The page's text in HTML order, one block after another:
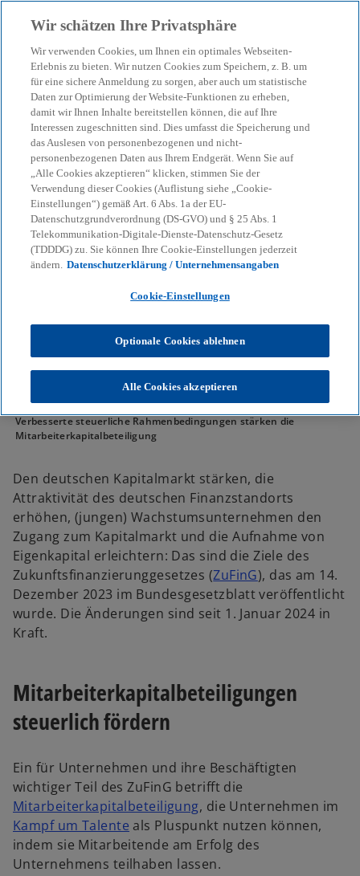
menu search
Verbesserte steuerliche
Rahmenbedingungen
stärken die
Mitarbeiterkapitalbeteilig
ung
w
i
n
n
r
n
e
R
e
g
i
s
t
e
r
k
a
r
t
e
g
e
ö
w
r
i
n
e
i
n
r
n
e
R
e
g
i
s
t
e
r
k
a
r
t
e
g
e
ö
w
r
i
n
i
n
r
n
R
e
g
i
s
t
e
r
k
a
r
t
e
g
e
ö
KPMG Themen
Business Performance & Resilienz
Verbesserte steuerliche Rahmenbedingungen stärken die
Mitarbeiterkapitalbeteiligung
Den deutschen Kapitalmarkt stärken, die
Attraktivität des deutschen Finanzstandorts
erhöhen, (jungen) Wachstumsunternehmen den
Zugang zum Kapitalmarkt und die Aufnahme von
Eigenkapital erleichtern: Das sind die Ziele des
Zukunftsfinanzierunggesetzes (ZuFinGw
i
r
e
r
e
u
e
), das am 14.
Dezember 2023 im Bundesgesetzblatt veröffentlicht
wurde. Die Änderungen sind seit 1. Januar 2024 in
Kraft.
Mitarbeiterkapitalbeteiligungen
steuerlich fördern
Ein für Unternehmen und ihre Beschäftigten
wichtiger Teil des ZuFinG betrifft die
Mitarbeiterkapitalbeteiligungw
i
r
d
, die Unternehmen im
Kampf um Talente w
i
r
als Pluspunkt nutzen können,
indem sie Mitarbeitende am Erfolg des
Unternehmens teilhaben lassen.
Wir schätzen Ihre Privatsphäre
Wir verwenden Cookies, um Ihnen ein optimales Webseiten-
Erlebnis zu bieten. Wir nutzen Cookies zum Speichern, z. B. um
für eine sichere Anmeldung zu sorgen, aber auch um statistische
Daten zur Optimierung der Website-Funktionen zu erheben,
damit wir Ihnen Inhalte bereitstellen können, die auf Ihre
Interessen zugeschnitten sind. Dies umfasst die Speicherung und
das Auslesen von personenbezogenen und nicht-
personenbezogenen Daten aus Ihrem Endgerät. Wenn Sie auf
„Alle Cookies akzeptieren“ klicken, stimmen Sie der
Verwendung dieser Cookies (Auflistung siehe „Cookie-
Einstellungen“) gemäß Art. 6 Abs. 1a der EU-
Datenschutzgrundverordnung (DS-GVO) und § 25 Abs. 1
Telekommunikation-Digitale-Dienste-Datenschutz-Gesetz
(TDDDG) zu. Sie können Ihre Cookie-Einstellungen jederzeit
ändern. Datenschutzerklärung / Unternehmensangaben
Cookie-Einstellungen
Optionale Cookies ablehnen
Alle Cookies akzeptieren